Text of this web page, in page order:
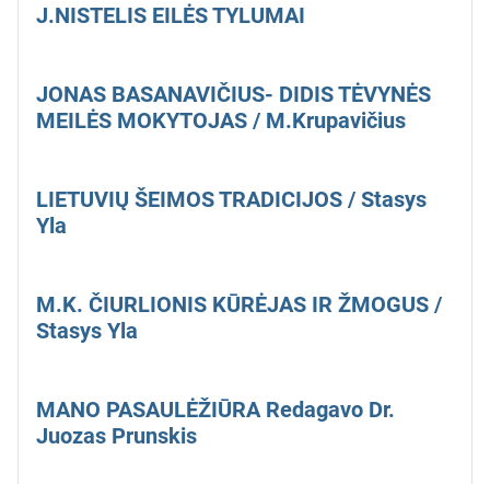
J.NISTELIS EILĖS TYLUMAI
JONAS BASANAVIČIUS- DIDIS TĖVYNĖS
MEILĖS MOKYTOJAS / M.Krupavičius
LIETUVIŲ ŠEIMOS TRADICIJOS / Stasys
Yla
M.K. ČIURLIONIS KŪRĖJAS IR ŽMOGUS /
Stasys Yla
MANO PASAULĖŽIŪRA Redagavo Dr.
Juozas Prunskis